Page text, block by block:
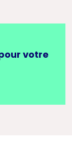
votre